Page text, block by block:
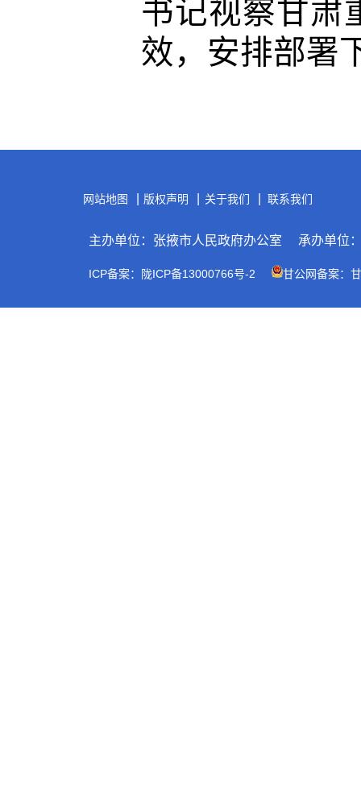
书记视察甘肃
效，安排部署
网站地图 版权声明 关于我们 联系我们
主办单位：张掖市人民政府办公室 承办单位
ICP备案：陇ICP备13000766号-2 甘公网备案：